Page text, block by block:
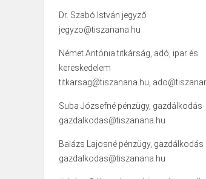
Dr. Szabó István jegyző
jegyzo@tiszanana.hu
Német Antónia titkárság, adó, ipar és
kereskedelem
titkarsag@tiszanana.hu,
Suba Józsefné pénzügy, gazdálkodás
gazdalkodas@tiszanana.hu
Balázs Lajosné pénzügy, gazdálkodás
gazdalkodas@tiszanana.hu